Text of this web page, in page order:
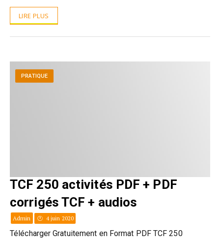
LIRE PLUS
PRATIQUE
TCF 250 activités PDF + PDF
corrigés TCF + audios
Admin 4 juin 2020
Télécharger Gratuitement en Format PDF TCF 250